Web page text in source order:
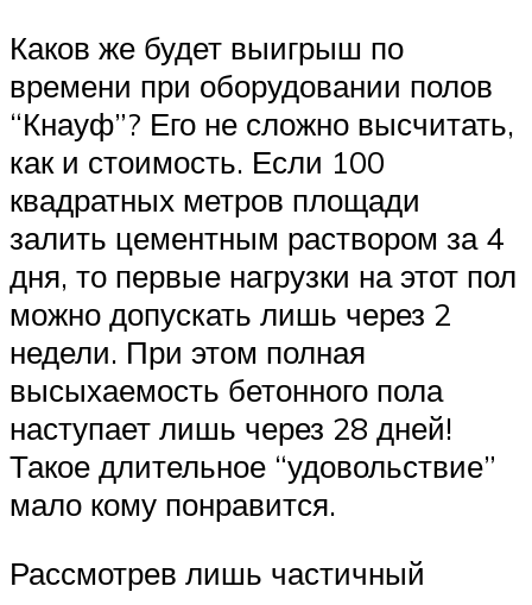
Каков же будет выигрыш по
времени при оборудовании полов
“Кнауф”? Его не сложно высчитать,
как и стоимость. Если 100
квадратных метров площади
залить цементным раствором за 4
дня, то первые нагрузки на этот пол
можно допускать лишь через 2
недели. При этом полная
высыхаемость бетонного пола
наступает лишь через 28 дней!
Такое длительное “удовольствие”
мало кому понравится.
Рассмотрев лишь частичный